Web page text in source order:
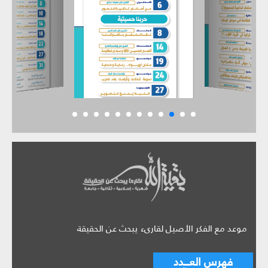
موعد مع الفكر الأصيل لقارىء يبحث عن الحقيقة
فهرس العـــدد